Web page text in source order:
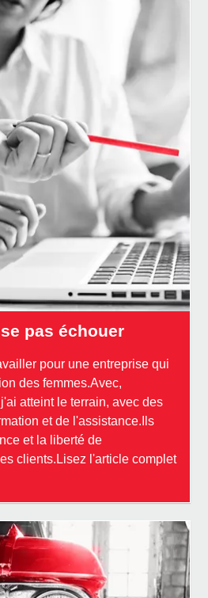
pas échouer
pour une entreprise qui
des femmes.Avec,
atteint le terrain, avec des
et de l'assistance.Ils
et la liberté de
clients.Lisez l'article complet